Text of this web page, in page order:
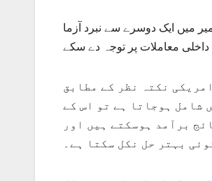
میں ایک دوسرے سے نبرد آزما
معاملات پر توجہ دے سکے
نکتہ نظر کے مطابق
شامل ہوجاتا ہے تو اس کے
برآمد ہوسکتے ہیں اور
بہتر حل نکل سکتا ہے۔